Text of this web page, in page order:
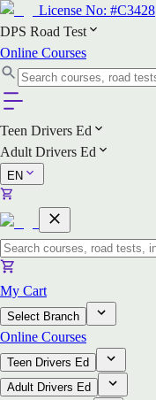
License No: #C3428
DPS Road Test
Online Courses
Teen Drivers Ed
Adult Drivers Ed
EN
My Cart
Select Branch
Online Courses
Teen Drivers Ed
Adult Drivers Ed